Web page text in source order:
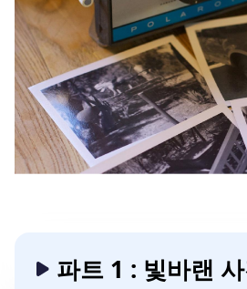
파트 1 : 빛바랜